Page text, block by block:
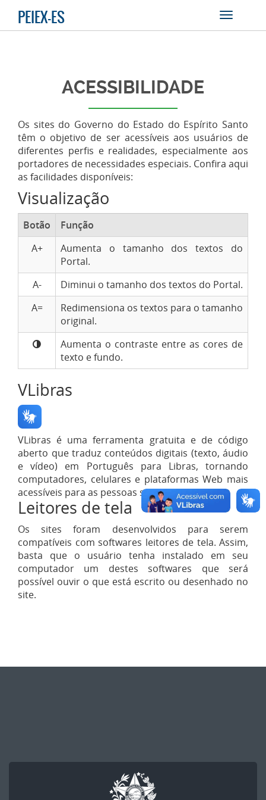
PEIEX-ES
ACESSIBILIDADE
Os sites do Governo do Estado do Espírito Santo
têm o objetivo de ser acessíveis aos usuários de
diferentes perfis e realidades, especialmente aos
portadores de necessidades especiais. Confira aqui
as facilidades disponíveis:
Visualização
Botão
Função
A+
Aumenta o tamanho dos textos do
Portal.
A-
Diminui o tamanho dos textos do Portal.
A=
Redimensiona os textos para o tamanho
original.
Aumenta o contraste entre as cores de
texto e fundo.
VLibras
VLibras é uma ferramenta gratuita e de código
aberto que traduz conteúdos digitais (texto, áudio
e vídeo) em Português para Libras, tornando
computadores, celulares e plataformas Web mais
acessíveis para as pessoas surdas.
Leitores de tela
Os sites foram desenvolvidos para serem
compatíveis com softwares leitores de tela. Assim,
basta que o usuário tenha instalado em seu
computador um destes softwares que será
possível ouvir o que está escrito ou desenhado no
site.